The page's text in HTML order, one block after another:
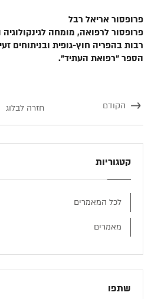
פרופסור אריאל רבל
פרופסור לרפואה, מומחה לגינקולוגיה
רבות בהפריה חוץ-גופית ובניתוחים
הספר "רפואת העתיד".
הקודם חזרה לבלוג
קטגוריות
לכל המאמרים
מאמרים
שתפו